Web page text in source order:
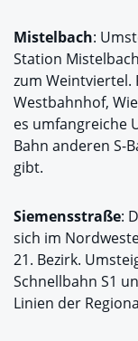
Mistelbach:
Station
zum Weintviertel.
Westbahnhof,
es umfangreiche
Bahn anderen S-
gibt.
Siemensstraße:
sich im
21. Bezirk.
Schnellbahn S1
Linien der